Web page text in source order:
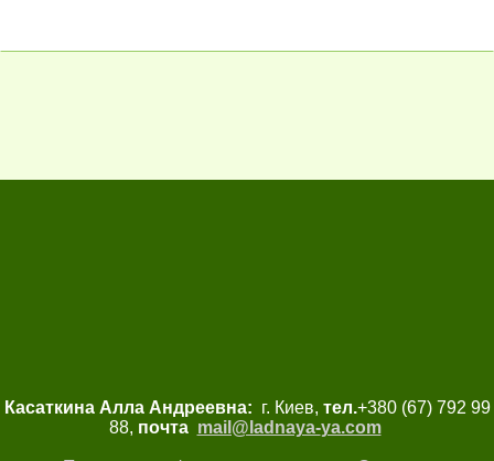
Касаткина Алла Андреевна: г. Киев, тел.+380 (67) 792 99
88, почта mail@ladnaya-ya.com